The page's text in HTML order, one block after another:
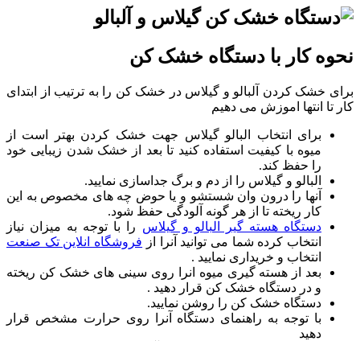
نحوه کار با دستگاه خشک کن
برای خشک کردن آلبالو و گیلاس در خشک کن را به ترتیب از ابتدای
کار تا انتها اموزش می دهیم
برای انتخاب البالو گیلاس جهت خشک کردن بهتر است از
میوه با کیفیت استفاده کنید تا بعد از خشک شدن زیبایی خود
را حفظ کند.
البالو و گیلاس را از دم و برگ جداسازی نمایید.
آنها را درون وان شستشو و یا حوض چه های مخصوص به این
کار ریخته تا از هر گونه آلودگی حفظ شود.
دستگاه هسته گیر البالو و گیلاس را با توجه به میزان نیاز
انتخاب کرده شما می توانید آنرا از فروشگاه انلاین تک صنعت
انتخاب و خریداری نمایید .
بعد از هسته گیری میوه انرا روی سینی های خشک کن ریخته
و در دستگاه خشک کن قرار دهید .
دستگاه خشک کن را روشن نمایید.
با توجه به راهنمای دستگاه آنرا روی حرارت مشخص قرار
دهید